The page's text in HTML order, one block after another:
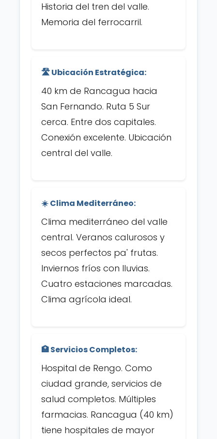
Historia del tren del valle.
Memoria del ferrocarril.
🛣️ Ubicación Estratégica:
40 km de Rancagua hacia
San Fernando. Ruta 5 Sur
cerca. Entre dos capitales.
Conexión excelente. Ubicación
central del valle.
☀️ Clima Mediterráneo:
Clima mediterráneo del valle
central. Veranos calurosos y
secos perfectos pa' frutas.
Inviernos fríos con lluvias.
Cuatro estaciones marcadas.
Clima agrícola ideal.
🏥 Servicios Completos:
Hospital de Rengo. Como
ciudad grande, servicios de
salud completos. Múltiples
farmacias. Rancagua (40 km)
tiene hospitales de mayor